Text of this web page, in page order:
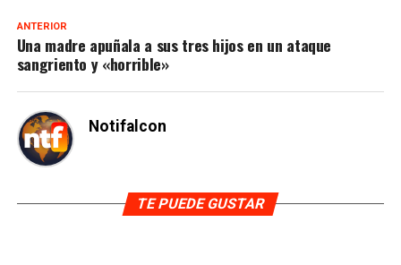
ANTERIOR
Una madre apuñala a sus tres hijos en un ataque
sangriento y «horrible»
Notifalcon
TE PUEDE GUSTAR